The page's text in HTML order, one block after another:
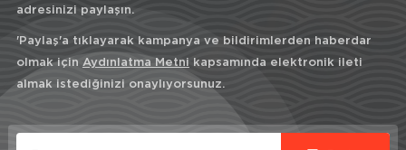
adresinizi paylaşın.
'Paylaş'a tıklayarak kampanya ve bildirimlerden haberdar
olmak için Aydınlatma Metni kapsamında elektronik ileti
almak istediğinizi onaylıyorsunuz.